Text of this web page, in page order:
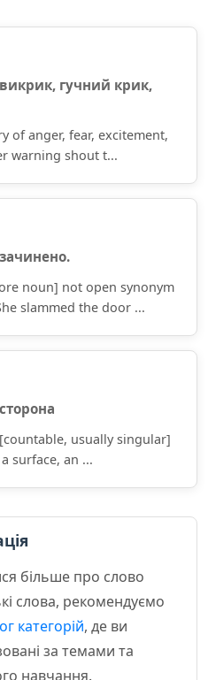
викрик, гучний крик,
of anger, fear, excitement,
warning shout t...
зачинено.
noun] not open synonym
slammed the door ...
сторона
usually singular]
surface, an ...
більше про слово
слова, рекомендуємо
категорій, де ви
за темами та
навчання.